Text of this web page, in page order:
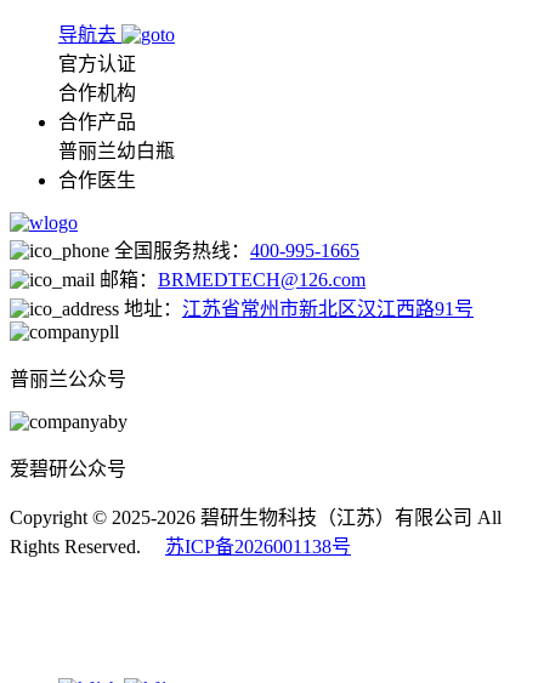
导航去
官方认证
合作机构
合作产品
普丽兰幼白瓶
合作医生
全国服务热线： 400-995-1665
邮箱： BRMEDTECH@126.com
地址： 江苏省常州市新北区汉江西路91号
普丽兰公众号
爱碧研公众号
Copyright © 2025-2026 碧研生物科技（江苏）有限公司 All
Rights Reserved. 苏ICP备2026001138号